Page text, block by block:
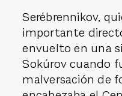
Serébrennikov,
importante
envuelto en una
Sokúrov cuando
malversación de